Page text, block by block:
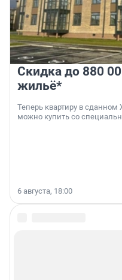
Скидка до 880
жильё*
Теперь квартиру в
можно купить со
6 августа, 18:00